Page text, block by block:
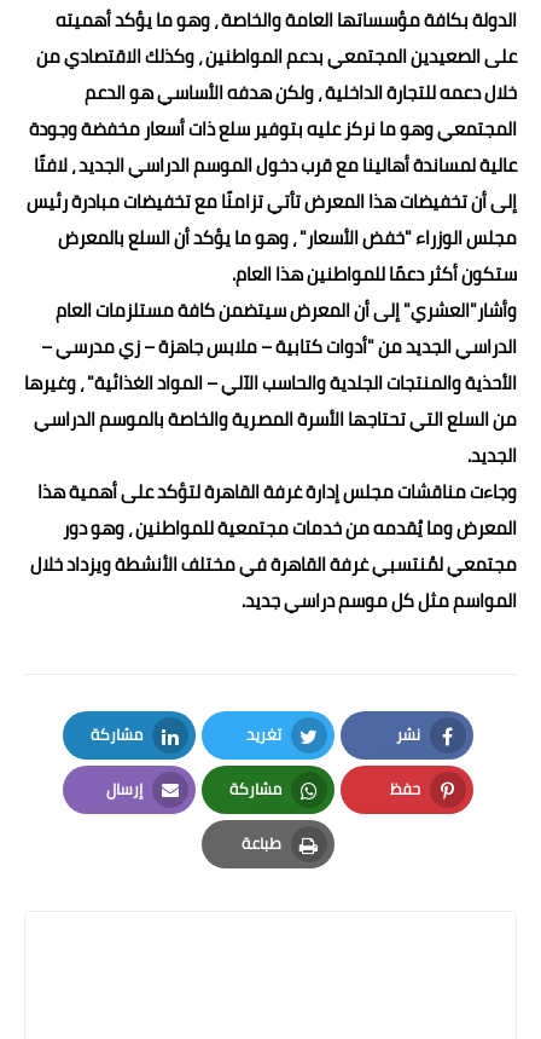
الدولة بكافة مؤسساتها العامة والخاصة ، وهو ما يؤكد أهميته
على الصعيدين المجتمعي بدعم المواطنين ، وكذلك الاقتصادي من
خلال دعمه للتجارة الداخلية ، ولكن هدفه الأساسي هو الدعم
المجتمعي وهو ما نركز عليه بتوفير سلع ذات أسعار مخفضة وجودة
عالية لمساندة أهالينا مع قرب دخول الموسم الدراسي الجديد ، لافتًا
إلى أن تخفيضات هذا المعرض تأتي تزامنًا مع تخفيضات مبادرة رئيس
مجلس الوزراء "خفض الأسعار" ، وهو ما يؤكد أن السلع بالمعرض
ستكون أكثر دعمًا للمواطنين هذا العام.
وأشار"العشري" إلى أن المعرض سيتضمن كافة مستلزمات العام
الدراسي الجديد من "أدوات كتابية – ملابس جاهزة – زي مدرسي –
الأحذية والمنتجات الجلدية والحاسب الآلي – المواد الغذائية" ، وغيرها
من السلع التي تحتاجها الأسرة المصرية والخاصة بالموسم الدراسي
الجديد.
وجاءت مناقشات مجلس إدارة غرفة القاهرة لتؤكد على أهمية هذا
المعرض وما يُقدمه من خدمات مجتمعية للمواطنين ، وهو دور
مجتمعي لمُنتسبي غرفة القاهرة في مختلف الأنشطة ويزداد خلال
المواسم مثل كل موسم دراسي جديد.
نشر
Facebook
تغريد
Twitter
مشاركة
LinkedIn
حفظ
Pinterest
مشاركة
Whatsapp
إرسال
Email
طباعة
Print